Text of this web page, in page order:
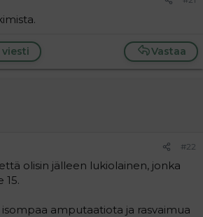
Vastaa
#22
olisin jälleen lukiolainen, jonka
15.
isompaa amputaatiota ja rasvaimua